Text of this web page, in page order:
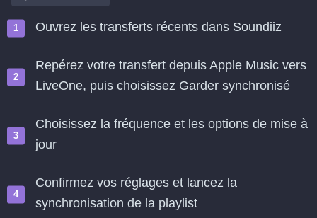
Ouvrez les transferts récents dans Soundiiz
Repérez votre transfert depuis Apple Music vers
LiveOne, puis choisissez Garder synchronisé
Choisissez la fréquence et les options de mise à
jour
Confirmez vos réglages et lancez la
synchronisation de la playlist